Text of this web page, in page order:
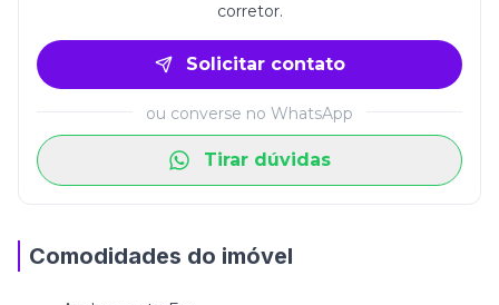
corretor.
Solicitar contato
ou converse no WhatsApp
Tirar dúvidas
Comodidades do imóvel